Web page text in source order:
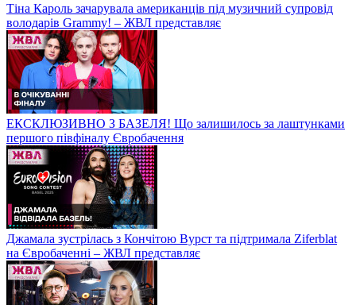
Тіна Кароль зачарувала американців під музичний супровід
володарів Grammy! – ЖВЛ представляє
ЕКСКЛЮЗИВНО З БАЗЕЛЯ! Що залишилось за лаштунками
першого півфіналу Євробачення
Джамала зустрілась з Кончітою Вурст та підтримала Ziferblat
на Євробаченні – ЖВЛ представляє